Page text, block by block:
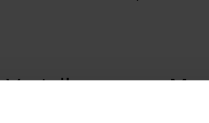
Vorteile unserer